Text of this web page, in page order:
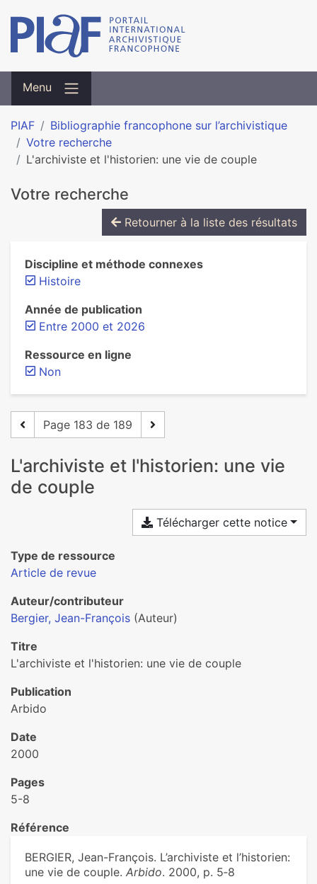
Menu
PIAF
Bibliographie francophone sur l’archivistique
Votre recherche
L'archiviste et l'historien: une vie de couple
Votre recherche
Retourner à la liste des résultats
Discipline et méthode connexes
Histoire
Année de publication
Entre 2000 et 2026
Ressource en ligne
Non
Page 183 de 189
L'archiviste et l'historien: une vie
de couple
Télécharger cette notice
Type de ressource
Article de revue
Auteur/contributeur
Bergier, Jean-François (Auteur)
Titre
L'archiviste et l'historien: une vie de couple
Publication
Arbido
Date
2000
Pages
5-8
Référence
BERGIER, Jean-François. L’archiviste et l’historien:
une vie de couple. Arbido. 2000, p. 5‑8